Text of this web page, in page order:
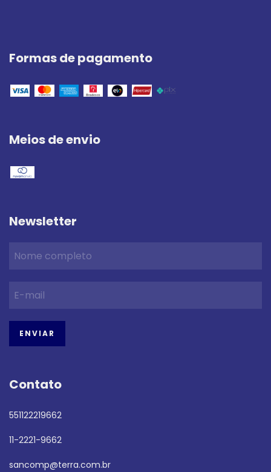
Formas de pagamento
Meios de envio
Newsletter
Contato
551122219662
11-2221-9662
sancomp@terra.com.br